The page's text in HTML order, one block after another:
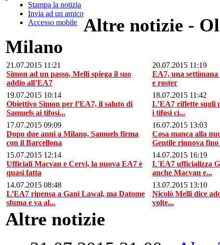
Stampa la notizia
Invia ad un amico
Accesso mobile
Altre notizie -
Milano
21.07.2015 11:21
Simon ad un passo, Melli spiega il suo
addio all’EA7
20.07.2015 11:19
EA7, una
e roster
19.07.2015 10:14
Obiettivo Simon per l’EA7, il saluto di
Samuels ai tifosi...
18.07.2015 11:42
L’EA7 riflette sugli
i tifosi ci...
17.07.2015 09:09
Dopo due anni a Milano, Samuels firma
con il Barcellona
16.07.2015 13:03
Cosa manca alla
Gentile rinnova fino
15.07.2015 12:14
Ufficiali Macvan e Cervi, la nuova EA7 è
quasi fatta
14.07.2015 16:19
L'EA7 ufficializza
anche Macvan e...
14.07.2015 08:48
L’EA7 ripensa a Gani Lawal, ma Datome
sfuma e va al...
13.07.2015 13:10
Nicolò Melli dice
volte...
Altre notizie